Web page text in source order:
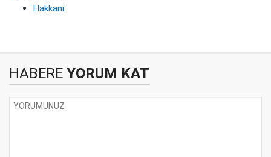
Hakkani
HABERE YORUM KAT